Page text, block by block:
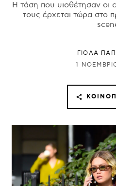
Η τάση που υιοθέτησαν οι
τους έρχεται τώρα στο
ΓΙΌΛΑ
1